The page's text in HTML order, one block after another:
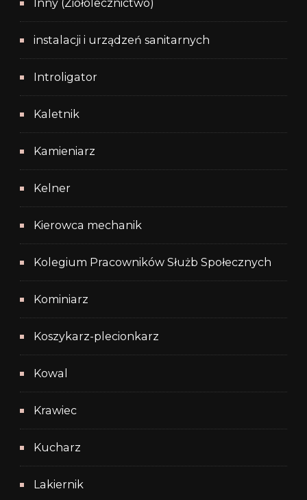
Inny (Ziołolecznictwo)
instalacji i urządzeń sanitarnych
Introligator
Kaletnik
Kamieniarz
Kelner
Kierowca mechanik
Kolegium Pracowników Służb Społecznych
Kominiarz
Koszykarz-plecionkarz
Kowal
Krawiec
Kucharz
Lakiernik